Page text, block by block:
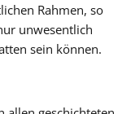
Rahmen, so
unwesentlich
sein können.